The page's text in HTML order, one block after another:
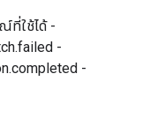
ที่ใช้ได้ -
-
-